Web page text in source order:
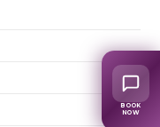
BOOK
NOW